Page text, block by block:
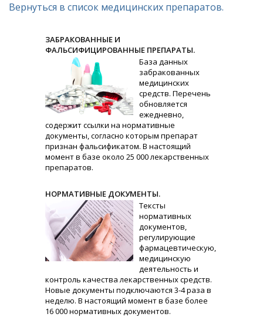
Вернуться в список медицинских препаратов.
ЗАБРАКОВАННЫЕ И
ФАЛЬСИФИЦИРОВАННЫЕ ПРЕПАРАТЫ.
База данных
забракованных
медицинских
средств. Перечень
обновляется
ежедневно,
содержит ссылки на нормативные
документы, согласно которым препарат
признан фальсификатом. В настоящий
момент в базе около 25 000 лекарственных
препаратов.
НОРМАТИВНЫЕ ДОКУМЕНТЫ.
Тексты
нормативных
документов,
регулирующие
фармацевтическую,
медицинскую
деятельность и
контроль качества лекарственных средств.
Новые документы подключаются 3-4 раза в
неделю. В настоящий момент в базе более
16 000 нормативных документов.